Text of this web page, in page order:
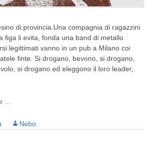
di provincia.Una compagnia di ragazzini
figa li evita, fonda una band di metallo
legittimati vanno in un pub a Milano coi
finte. Si drogano, bevono, si drogano,
si drogano ed eleggono il loro leader,
…
Nebo